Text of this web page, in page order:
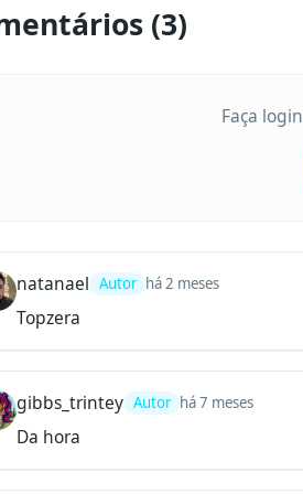
(3)
Faça
natanael Autor há 2 meses
Topzera
gibbs_trintey Autor há 7 meses
Da hora